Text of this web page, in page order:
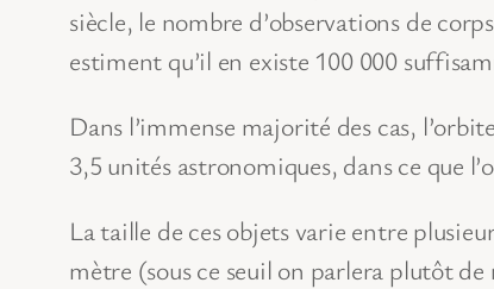
siècle, le nombre d’observations de
estiment qu’il en existe 100 000
Dans l’immense majorité des cas,
3,5 unités astronomiques, dans ce que
La taille de ces objets varie entre
mètre (sous ce seuil on parlera plutôt